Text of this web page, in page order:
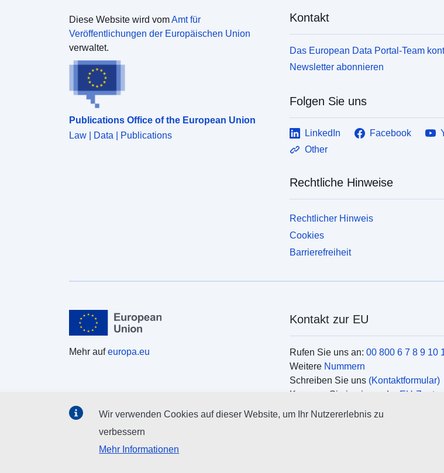
Diese Website wird vomAmt für
Veröffentlichungen der Europäischen Union
verwaltet.
Publications Office of the European Union
Law | Data | Publications
Kontakt
Das European Data Portal-Team
Newsletter abonnieren
Folgen Sie uns
LinkedIn Facebook
Other
Rechtliche Hinweise
Rechtlicher Hinweis
Cookies
Barrierefreiheit
Mehr aufeuropa.eu
Kontakt zur EU
Rufen Sie uns an: 00 800 6 7 8 9 10
Weitere Nummern
Schreiben Sie uns (Kontaktformular)
Kommen Sie in einem der EU-
Wir verwenden Cookies auf dieser Website, um Ihr Nutzererlebnis zu
verbessern
Mehr Informationen